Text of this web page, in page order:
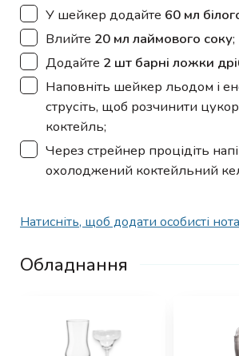
▢
У шейкер додайте 60 мл
▢
Влийте 20 мл лаймового соку;
▢
Додайте 2 шт барні ложки
▢
Наповніть шейкер льодом і
струсіть, щоб розчинити
коктейль;
▢
Через стрейнер процідіть
охолоджений коктейльний
Натисніть, щоб додати особисті
Обладнання